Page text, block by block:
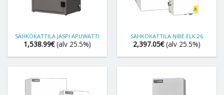
SÄHKÖKATTILA JÄSPI APUWATTI
1,538.99€ (alv 25.5%)
SÄHKÖKATTILA NIBE ELK 26
2,397.05€ (alv 25.5%)